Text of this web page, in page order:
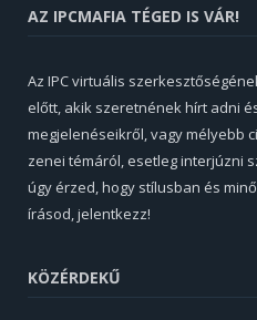
AZ IPCMAFIA TÉGED IS VÁR!
Az IPC virtuális
előtt, akik szeretnének hírt adni
megjelenéseikről, vagy mélyebb
zenei témáról, esetleg interjúzni
úgy érzed, hogy stílusban és
írásod, jelentkezz!
KÖZÉRDEKŰ